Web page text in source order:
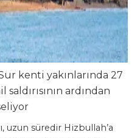
kenti yakınlarında 27
saldırısının ardından
uzun süredir Hizbullah’a